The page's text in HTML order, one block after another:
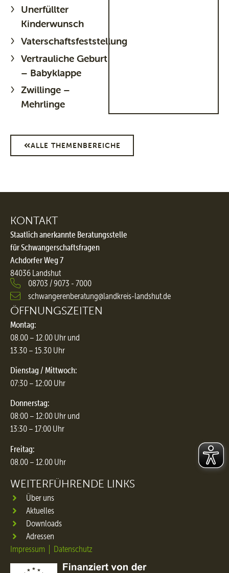
Unerfüllter
Kinderwunsch
Vaterschaftsfeststellung
Vertrauliche Geburt
– Babyklappe
Zwillinge –
Mehrlinge
ALLE THEMENBEREICHE
KONTAKT
Staatlich anerkannte Beratungsstelle
für Schwangerschaftsfragen
Achdorfer Weg 7
84036 Landshut
08703 / 9073 - 7000
schwangerenberatung@landkreis-landshut.de
ÖFFNUNGSZEITEN
Montag:
08.00 – 12.00 Uhr und
13.30 – 15.30 Uhr
Dienstag / Mittwoch:
07:30 – 12:00 Uhr
Donnerstag:
08:00 – 12:00 Uhr und
13:30 – 17:00 Uhr
Freitag:
08.00 – 12.00 Uhr
WEITERFÜHRENDE LINKS
Über uns
Aktuelles
Downloads
Adressen
Impressum
Datenschutz